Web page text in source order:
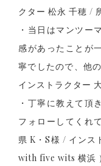
クター 松永 千穂 /
・当日はマンツー
感があったことが
寧でしたので、他
インストラクター
・丁寧に教えて頂
フォローしてくれ
県 K・S様 / インス
with five wits 横浜